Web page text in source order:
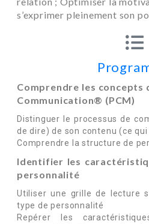
s’exprimer pleinement son
Comprendre les concepts
Communication® (PCM)
Distinguer le processus de
de dire) de son contenu (ce
Comprendre la structure de
Identifier les
personnalité
Utiliser une grille de lecture
type de personnalité
Repérer les